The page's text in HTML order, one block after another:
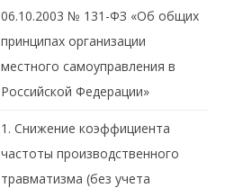
06.10.2003 № 131-ФЗ «Об общих
принципах организации
местного самоуправления в
Российской Федерации»
1. Снижение коэффициента
частоты производственного
травматизма (без учета